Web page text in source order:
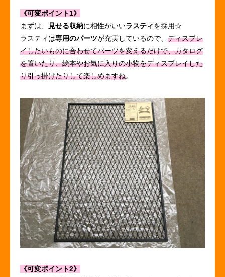
《可変ポイント1》
まずは、
見せる収納に相性がいいラスティを採用☆
ラスティは専用のパーツが充実しているので、 ディスプレ
イしたいものに合わせてパーツを変えるだけで、カタログ
を置いたり、絵本やお気に入りの小物をディスプレイした
り引っ掛けたりして楽しめますね。
《可変ポイント2》